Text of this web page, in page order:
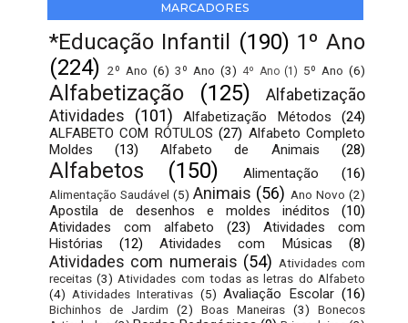
MARCADORES
*Educação Infantil (190) 1º Ano
(224) 2º Ano (6) 3º Ano (3) 4º Ano (1) 5º Ano (6)
Alfabetização (125)
Alfabetização
Atividades
(101) Alfabetização Métodos
(24)
ALFABETO COM RÓTULOS (27) Alfabeto Completo
Moldes
(13) Alfabeto de Animais (28)
Alfabetos (150) Alimentação (16)
Alimentação Saudável (5) Animais (56) Ano Novo (2)
Apostila de desenhos e moldes inéditos
(10)
Atividades com alfabeto
(23)
Atividades com
Histórias
(12) Atividades com Músicas (8)
Atividades com numerais (54) Atividades com
receitas (3) Atividades com todas as letras do Alfabeto
(4) Atividades Interativas (5) Avaliação Escolar (16)
Bichinhos de Jardim (2) Boas Maneiras (3)
Bonecos